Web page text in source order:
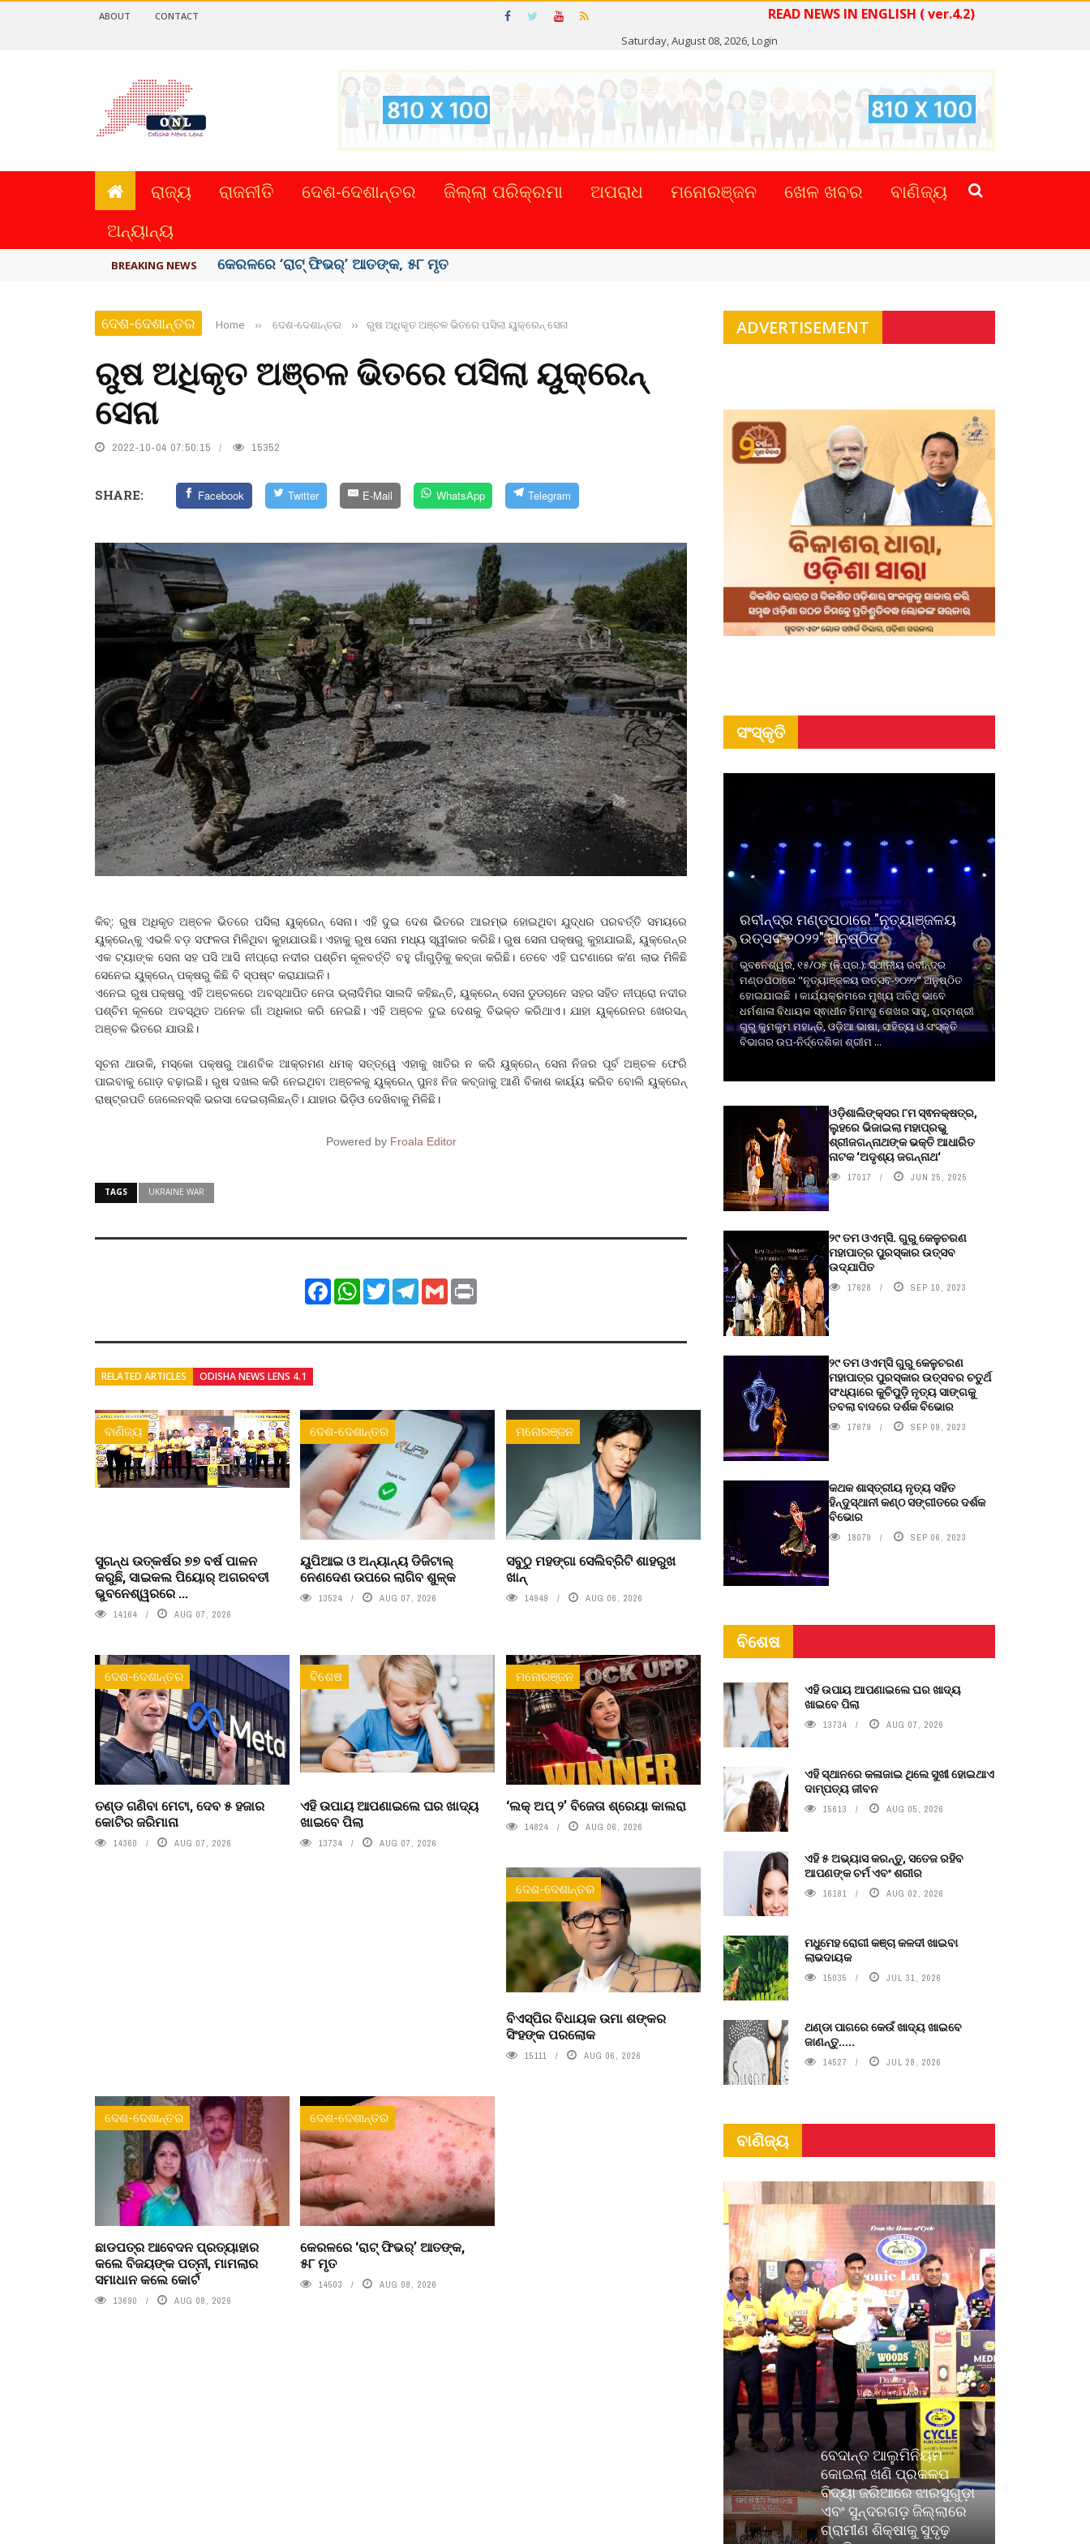
READ NEWS IN ENGLISH ( ver.4.2)
Saturday, August 08, 2026,Login
ABOUT CONTACT
ରାଜ୍ୟ ରାଜନୀତି ଦେଶ-ଦେଶାନ୍ତର ଜିଲ୍ଲା ପରିକ୍ରମା ଅପରାଧ ମନୋରଞ୍ଜନ ଖେଳ ଖବର
ବାଣିଜ୍ୟ
ଅନ୍ୟାନ୍ୟ
BREAKING NEWS ଛାଡପତ୍ର ଆବେଦନ ପ୍ରତ୍ୟାହାର କଲେ ...
ଦେଶ-ଦେଶାନ୍ତର Home ›› ଦେଶ-ଦେଶାନ୍ତର ›› ରୁଷ ଅଧିକୃତ ଅଞ୍ଚଳ ଭିତରେ ପସିଲା ୟୁକ୍ରେନ୍ ସେନା
ରୁଷ ଅଧିକୃତ ଅଞ୍ଚଳ ଭିତରେ ପସିଲା ୟୁକ୍ରେନ୍
ସେନା
2022-10-04 07:50:15 15352
SHARE: Facebook Twitter E-Mail WhatsApp Telegram
କିବ୍: ରୁଷ ଅଧିକୃତ ଅଞ୍ଚଳ ଭିତରେ ପସିଲା ୟୁକ୍ରେନ୍ ସେନା। ଏହି ଦୁଇ ଦେଶ ଭିତରେ ଆରମ୍ଭ ହୋଇଥିବା ଯୁଦ୍ଧର ପରବର୍ତ୍ତି ସମୟରେ
ୟୁକ୍ରେନ୍‌କୁ ଏଭଳି ବଡ଼ ସଫଳତା ମିଳିଥିବା କୁହାଯାଉଛି। ଏହାକୁ ରୁଷ ସେନା ମଧ୍ୟ ସ୍ୱୀକାର କରିଛି। ରୁଷ ସେନା ପକ୍ଷରୁ କୁହାଯାଇଛି, ୟୁକ୍ରେନ୍‌ର
ଏକ ଟ୍ୟାଙ୍କ ସେନା ସହ ପସି ଆସି ନୀପ୍ରୋ ନଦୀର ପଶ୍ଚିମ କୂଳବର୍ତ୍ତି ବହୁ ଗାଁଗୁଡ଼ିକୁ କବ୍‌ଜା କରିଛି। ତେବେ ଏହି ଘଟଣାରେ କ’ଣ ଲାଭ ମିଳିଛି
ସେନେଇ ୟୁକ୍ରେନ୍‌ ପକ୍ଷରୁ କିଛି ବି ସ୍ପଷ୍ଟ କରାଯାଇନି।
ଏନେଇ ରୁଷ ପକ୍ଷରୁ ଏହି ଅଞ୍ଚଳରେ ଅବସ୍ଥାପିତ ନେତା ଭ୍ଲାଦିମିର ସାଲଦି କହିଛନ୍ତି, ୟୁକ୍ରେନ୍ ସେନା ଡୁଡଚାନେ ସହର ସହିତ ନୀପ୍ରୋ ନଦୀର
ପଶ୍ଚିମ କୂଳରେ ଅବସ୍ଥିତ ଅନେକ ଗାଁ ଅଧିକାର କରି ନେଇଛି। ଏହି ଅଞ୍ଚଳ ଦୁଇ ଦେଶକୁ ବିଭକ୍ତ କରିଥାଏ। ଯାହା ୟୁକ୍ରେନର ଖେରସନ୍
ଅଞ୍ଚଳ ଭିତରେ ଯାଉଛି।
ସୂଚନା ଥାଉକି, ମସ୍କୋ ପକ୍ଷରୁ ଆଣବିକ ଆକ୍ରମଣ ଧମକ୍‌ ସତ୍ତ୍ୱେ ଏହାକୁ ଖାତିର ନ କରି ୟୁକ୍ରେନ୍ ସେନା ନିଜର ପୂର୍ବ ଅଞ୍ଚଳ ଫେରି
ପାଇବାକୁ ଗୋଡ଼ ବଢ଼ାଇଛି। ରୁଷ ଦଖଲ କରି ନେଇଥିବା ଅଞ୍ଚଳକୁ ୟୁକ୍ରେନ୍ ପୁନଃ ନିଜ କବ୍‌ଜାକୁ ଆଣି ବିକାଶ କାର୍ୟ୍ୟ କରିବ ବୋଲି ୟୁକ୍ରେନ୍
ରାଷ୍ଟ୍ରପତି ଜେଲେନସ୍କି ଭରସା ଦେଇଚାଲିଛନ୍ତି। ଯାହାର ଭିଡ଼ିଓ ଦେଖିବାକୁ ମିଳିଛି।
Powered by Froala Editor
TAGS UKRAINE WAR
FacebookWhatsApp
TwitterTelegram
Gmail
RELATED ARTICLES ODISHA NEWS LENS 4.1
ବାଣିଜ୍ୟ
ସୁଗନ୍ଧ ଉତ୍କର୍ଷର ୭୭ ବର୍ଷ ପାଳନ
କରୁଛି, ସାଇକଲ ପିୟୋର୍‌ ଅଗରବତୀ
ଭୁବନେଶ୍ୱରରେ ...
14164 AUG 07, 2026
ଦେଶ-ଦେଶାନ୍ତର
ୟୁପିଆଇ ଓ ଅନ୍ୟାନ୍ୟ ଡିଜିଟାଲ୍
ନେଣଦେଣ ଉପରେ ଲାଗିବ ଶୁଳ୍କ
13524 AUG 07, 2026
ମନୋରଞ୍ଜନ
ସବୁଠୁ ମହଙ୍ଗା ସେଲିବ୍ରିଟି ଶାହରୁଖ
ଖାନ୍
14949 AUG 06, 2026
ଦେଶ-ଦେଶାନ୍ତର
ତଣ୍ଡ ଗଣିବା ମେଟା, ଦେବ ୫ ହଜାର
କୋଟିର ଜରିମାନା
14360 AUG 07, 2026
ବିଶେଷ
ଏହି ଉପାୟ ଆପଣାଇଲେ ଘର ଖାଦ୍ୟ
ଖାଇବେ ପିଲା
13734 AUG 07, 2026
ମନୋରଞ୍ଜନ
‘ଲକ୍ ଅପ୍ ୨’ ବିଜେତା ଶ୍ରେୟା କାଲରା
14824 AUG 06, 2026
ଦେଶ-ଦେଶାନ୍ତର
ବିଏସ୍‌ପିର ବିଧାୟକ ଉମା ଶଙ୍କର
ସିଂହଙ୍କ ପରଲୋକ
15111 AUG 06, 2026
ଦେଶ-ଦେଶାନ୍ତର
ଛାଡପତ୍ର ଆବେଦନ ପ୍ରତ୍ୟାହାର
କଲେ ବିଜୟଙ୍କ ପତ୍ନୀ, ମାମଲାର
ସମାଧାନ କଲେ କୋର୍ଟ
13690 AUG 08, 2026
ଦେଶ-ଦେଶାନ୍ତର
କେରଳରେ ‘ରାଟ୍ ଫିଭର୍’ ଆତଙ୍କ,
୫୮ ମୃତ
14503 AUG 08, 2026
ADVERTISEMENT
ସଂସ୍କୃତି
ରବୀନ୍ଦ୍ର ମଣ୍ଡପଠାରେ "ନୃତ୍ୟାଞ୍ଜଳୟ
ଉତ୍ସବ-୨୦୨୨" ଅନୁଷ୍ଠିତ
ଭୁବନେଶ୍ୱର, ୧୫/୦୫ (ନି.ପ୍ର.): ସ୍ଥାନୀୟ ରବୀନ୍ଦ୍ର
ମଣ୍ଡପଠାରେ "ନୃତ୍ୟାଞ୍ଜଳୟ ଉତ୍ସବ-୨୦୨୨" ଅନୁଷ୍ଠିତ
ହୋଇଯାଇଛି । କାର୍ଯ୍ୟକ୍ରମରେ ମୁଖ୍ୟ ଅତିଥି ଭାବେ
ଧର୍ମଶାଳା ବିଧାୟକ ସ୍ଵାଧୀନ ହିମାଂଶୁ ଶେଖର ସାହୁ, ପଦ୍ମଶ୍ରୀ
ଗୁରୁ କୁମକୁମ ମହାନ୍ତି, ଓଡ଼ିଆ ଭାଷା, ସାହିତ୍ୟ ଓ ସଂସ୍କୃତି
ବିଭାଗର ଉପ-ନିର୍ଦ୍ଦେଶିକା ଶ୍ରୀମ ...
ଓଡ଼ିଶାଲିଙ୍କ୍ସର ୮ମ ସ୍ଵନକ୍ଷତ୍ର,
ଲୁହରେ ଭିଜାଇଲା ମହାପ୍ରଭୁ
ଶ୍ରୀଜଗନ୍ନାଥଙ୍କ ଭକ୍ତି ଆଧାରିତ
ନାଟକ ‘ଅଦୃଶ୍ୟ ଜଗନ୍ନାଥ‘
17017 JUN 25, 2025
୨୯ ତମ ଓଏମ୍‌ସି. ଗୁରୁ କେଳୁଚରଣ
ମହାପାତ୍ର ପୁରସ୍କାର ଉତ୍ସବ
ଉଦ୍‍ଯାପିତ
17628 SEP 10, 2023
୨୯ ତମ ଓଏମ୍‌ସି ଗୁରୁ କେଳୁଚରଣ
ମହାପାତ୍ର ପୁରସ୍କାର ଉତ୍ସବର ଚତୁର୍ଥ
ସଂଧ୍ୟାରେ କୁଚିପୁଡ଼ି ନୃତ୍ୟ ସାଙ୍ଗକୁ
ତବଲା ବାଦରେ ଦର୍ଶକ ବିଭୋର
17679 SEP 09, 2023
କଥକ ଶାସ୍ତ୍ରୀୟ ନୃତ୍ୟ ସହିତ
ହିନ୍ଦୁସ୍ଥାନୀ କଣ୍ଠ ସଙ୍ଗୀତରେ ଦର୍ଶକ
ବିଭୋର
18079 SEP 06, 2023
ବିଶେଷ
ଏହି ଉପାୟ ଆପଣାଇଲେ ଘର ଖାଦ୍ୟ
ଖାଇବେ ପିଲା
13734 AUG 07, 2026
ଏହି ସ୍ଥାନରେ କଳାଜାଇ ଥିଲେ ସୁଖୀ ହୋଇଥାଏ
ଦାମ୍ପତ୍ୟ ଜୀବନ
15613 AUG 05, 2026
ଏହି ୫ ଅଭ୍ୟାସ କରନ୍ତୁ, ସତେଜ ରହିବ
ଆପଣଙ୍କ ଚର୍ମ ଏବଂ ଶରୀର
16181 AUG 02, 2026
ମଧୁମେହ ରୋଗୀ କଞ୍ଚା କଳଦୀ ଖାଇବା
ଲାଭଦାୟକ
15035 JUL 31, 2026
ଥଣ୍ଡା ପାଗରେ କେଉଁ ଖାଦ୍ୟ ଖାଇବେ
ଜାଣନ୍ତୁ.....
14527 JUL 28, 2026
ବାଣିଜ୍ୟ
ବେଦାନ୍ତ ଆଲୁମିନିୟମ
କୋଇଲା ଖଣି ପ୍ରକଳ୍ପ
ବିଦ୍ୟା ଜରିଆରେ ଝାରସୁଗୁଡ଼ା
ଏବଂ ସୁନ୍ଦରଗଡ଼ ଜିଲ୍ଲାରେ
ଗ୍ରାମୀଣ ଶିକ୍ଷାକୁ ସୁଦୃଢ଼